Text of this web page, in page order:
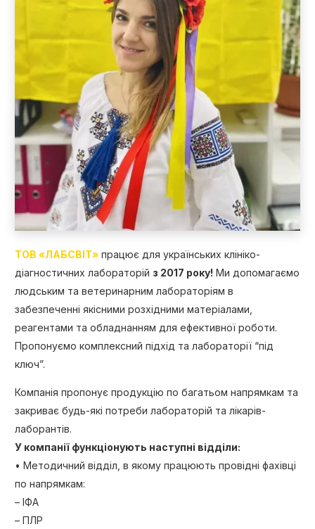
ТОВ «ЛАБСВІТ» працює для українських клініко-
діагностичних лабораторій з 2017 року! Ми допомагаємо
людським та ветеринарним лабораторіям в
забезпеченні якісними розхідними матеріалами,
реагентами та обладнанням для ефективної роботи.
Пропонуємо комплексний підхід та лабораторії “під
ключ”.
Компанія пропонує продукцію по багатьом напрямкам та
закриває будь-які потреби лабораторій та лікарів-
лаборантів.
У компанії функціонують наступні відділи:
• Методичний відділ, в якому працюють провідні фахівці
по напрямкам:
– ІФА
– ПЛР